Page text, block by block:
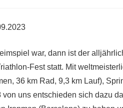
war, dann ist der
Fest statt. Mit
36 km Rad, 9,3 km Lauf),
von uns entschieden sich dazu